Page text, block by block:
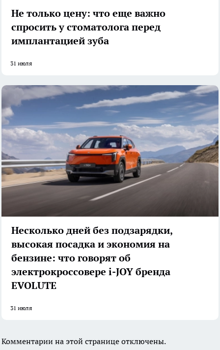
Не только цену: что еще важно
спросить у стоматолога перед
имплантацией зуба
31 июля
Несколько дней без подзарядки,
высокая посадка и экономия на
бензине: что говорят об
электрокроссовере i-JOY бренда
EVOLUTE
31 июля
Комментарии на этой странице отключены.